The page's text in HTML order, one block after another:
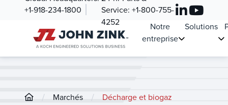
+1-918-234-1800
Service: +1-800-755-
4252
Notre
entreprise
Solutions
/ Marchés / Décharge et biogaz